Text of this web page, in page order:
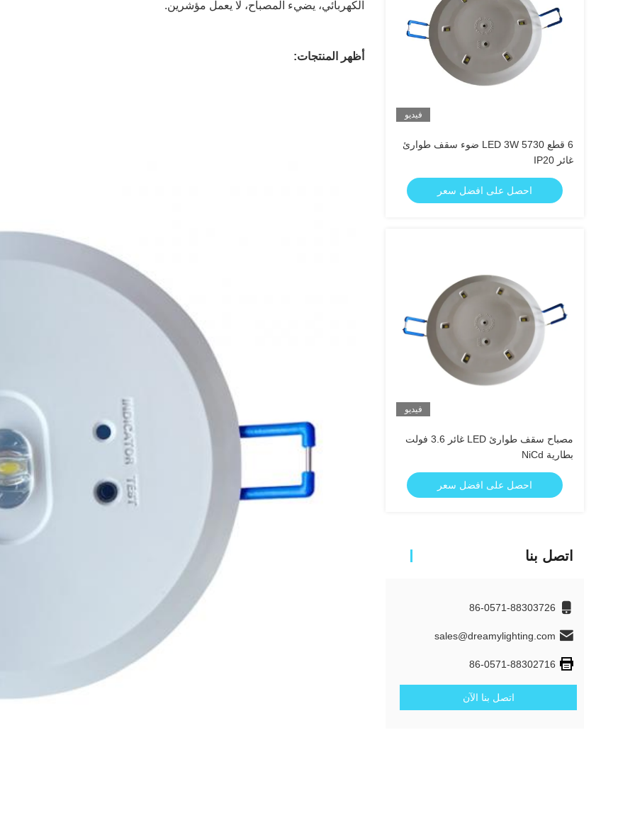
فيديو
6 قطع 5730 LED 3W ضوء سقف طوارئ
غائر IP20
احصل على افضل سعر
فيديو
مصباح سقف طوارئ LED غائر 3.6 فولت
بطارية NiCd
احصل على افضل سعر
اتصل بنا
86-0571-88303726
sales@dreamylighting.com
86-0571-88302716
اتصل بنا الآن
الكهربائي، يضيء المصباح، لا يعمل مؤشرين.
أظهر المنتجات: